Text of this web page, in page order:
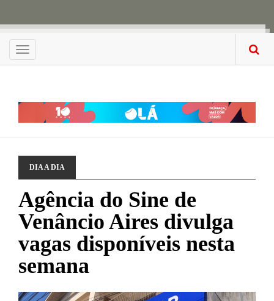
Menu
DIA A DIA
Agência do Sine de
Venâncio Aires divulga
vagas disponíveis nesta
semana